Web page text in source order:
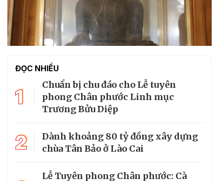
ĐỌC NHIỀU
1
Chuẩn bị chu đáo cho Lễ tuyên
phong Chân phước Linh mục
Trương Bửu Diệp
2
Dành khoảng 80 tỷ đồng xây dựng
chùa Tân Bảo ở Lào Cai
Lễ Tuyên phong Chân phước: Cà